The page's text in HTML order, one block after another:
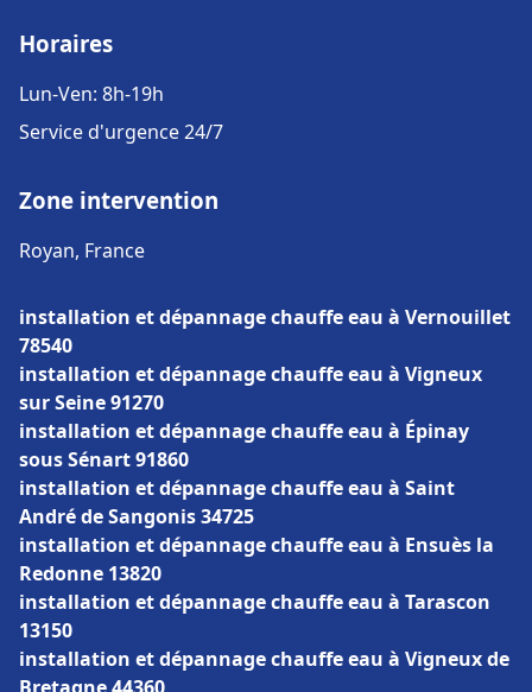
Horaires
Lun-Ven: 8h-19h
Service d'urgence 24/7
Zone intervention
Royan, France
installation et dépannage chauffe eau à Vernouillet
78540
installation et dépannage chauffe eau à Vigneux
sur Seine 91270
installation et dépannage chauffe eau à Épinay
sous Sénart 91860
installation et dépannage chauffe eau à Saint
André de Sangonis 34725
installation et dépannage chauffe eau à Ensuès la
Redonne 13820
installation et dépannage chauffe eau à Tarascon
13150
installation et dépannage chauffe eau à Vigneux de